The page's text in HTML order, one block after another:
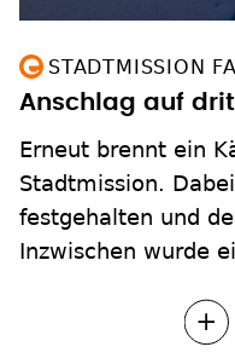
STADTMISSION
Anschlag auf
Erneut brennt ein
Stadtmission.
festgehalten und
Inzwischen wurde